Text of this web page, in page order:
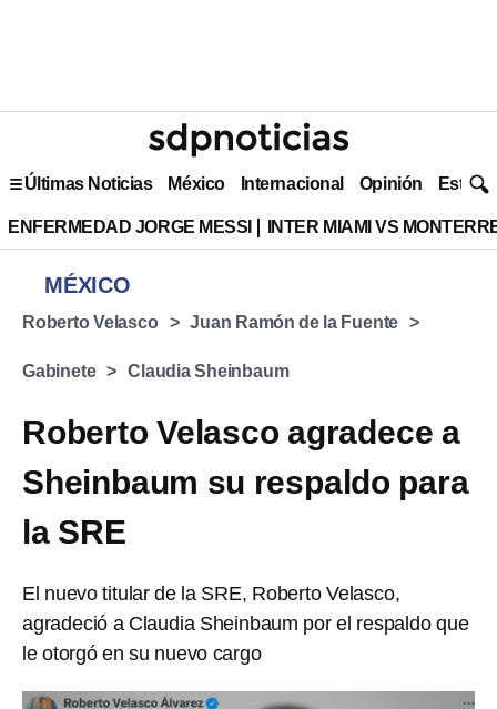
Últimas Noticias México Internacional Opinión Estilo
ENFERMEDAD JORGE MESSI INTER MIAMI VS
MÉXICO
Roberto Velasco Juan Ramón de la Fuente
Gabinete Claudia Sheinbaum
Roberto Velasco agradece a
Sheinbaum su respaldo para
la SRE
El nuevo titular de la SRE, Roberto Velasco,
agradeció a Claudia Sheinbaum por el respaldo que
le otorgó en su nuevo cargo